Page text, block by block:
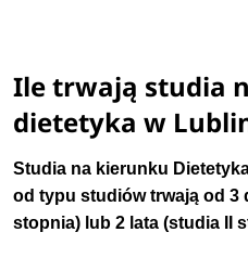
Ile trwają studia
dietetyka w
Studia na kierunku
od typu studiów trwają od 3
stopnia) lub 2 lata (studia II